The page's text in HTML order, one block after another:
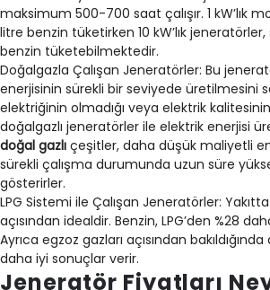
maksimum 500-700 saat çalışır. 1 kW’lık
litre benzin tüketirken 10 kW’lık
benzin tüketebilmektedir.
Doğalgazla Çalışan Jeneratörler: Bu
enerjisinin sürekli bir seviyede üretilmesini
elektriğinin olmadığı veya elektrik
doğalgazlı jeneratörler ile elektrik enerjisi
doğal gazlı çeşitler, daha düşük maliyetli
sürekli çalışma durumunda uzun süre
gösterirler.
LPG Sistemi ile Çalışan Jeneratörler:
açısından idealdir. Benzin, LPG’den %28
Ayrıca egzoz gazları açısından
daha iyi sonuçlar verir.
Jeneratör Fiyatları